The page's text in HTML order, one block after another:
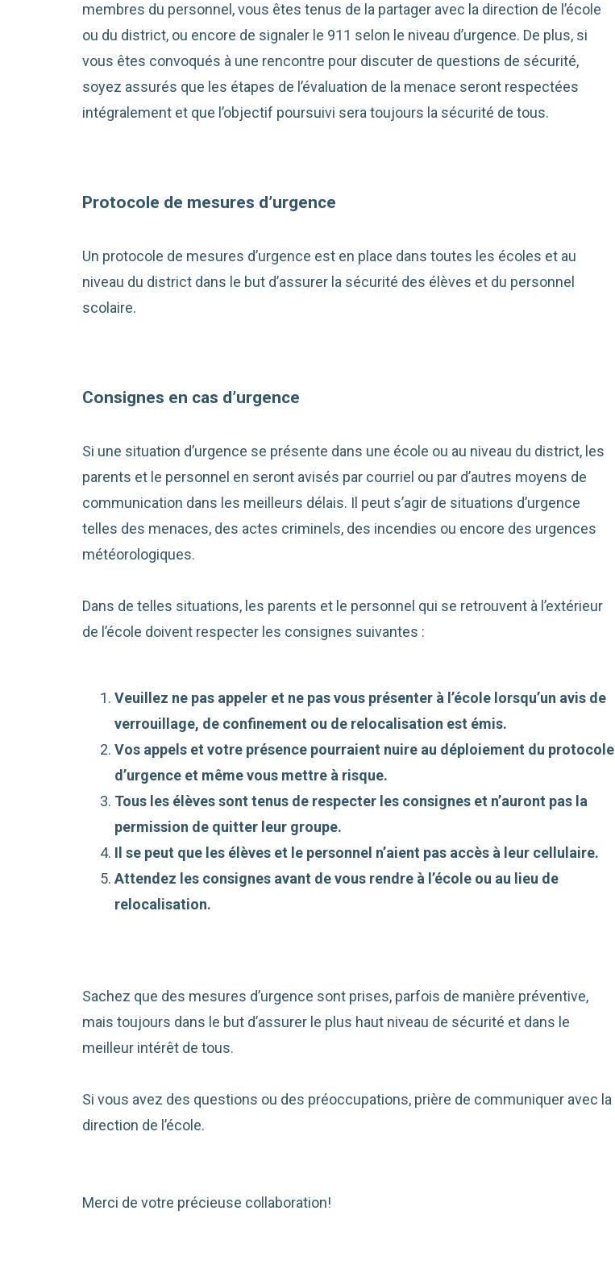
membres du personnel, vous êtes tenus de la partager avec la direction de l’école
ou du district, ou encore de signaler le 911 selon le niveau d’urgence. De plus, si
vous êtes convoqués à une rencontre pour discuter de questions de sécurité,
soyez assurés que les étapes de l’évaluation de la menace seront respectées
intégralement et que l’objectif poursuivi sera toujours la sécurité de tous.
Protocole de mesures d’urgence
Un protocole de mesures d’urgence est en place dans toutes les écoles et au
niveau du district dans le but d’assurer la sécurité des élèves et du personnel
scolaire.
Consignes en cas d’urgence
Si une situation d’urgence se présente dans une école ou au niveau du district, les
parents et le personnel en seront avisés par courriel ou par d’autres moyens de
communication dans les meilleurs délais. Il peut s’agir de situations d’urgence
telles des menaces, des actes criminels, des incendies ou encore des urgences
météorologiques.
Dans de telles situations, les parents et le personnel qui se retrouvent à l’extérieur
de l’école doivent respecter les consignes suivantes :
Veuillez ne pas appeler et ne pas vous présenter à l’école lorsqu’un avis de
verrouillage, de confinement ou de relocalisation est émis.
Vos appels et votre présence pourraient nuire au déploiement du protocole
d’urgence et même vous mettre à risque.
Tous les élèves sont tenus de respecter les consignes et n’auront pas la
permission de quitter leur groupe.
Il se peut que les élèves et le personnel n’aient pas accès à leur cellulaire.
Attendez les consignes avant de vous rendre à l’école ou au lieu de
relocalisation.
Sachez que des mesures d’urgence sont prises, parfois de manière préventive,
mais toujours dans le but d’assurer le plus haut niveau de sécurité et dans le
meilleur intérêt de tous.
Si vous avez des questions ou des préoccupations, prière de communiquer avec la
direction de l’école.
Merci de votre précieuse collaboration!